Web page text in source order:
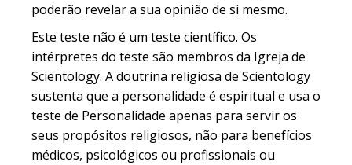
poderão revelar a sua opinião de si mesmo.
Este teste não é um teste científico. Os
intérpretes do teste são membros da Igreja de
Scientology. A doutrina religiosa de Scientology
sustenta que a personalidade é espiritual e usa o
teste de Personalidade apenas para servir os
seus propósitos religiosos, não para benefícios
médicos, psicológicos ou profissionais ou